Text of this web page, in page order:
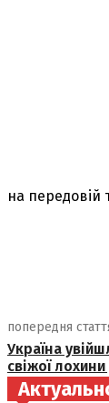
на передовій
попередня
Україна
свіжої